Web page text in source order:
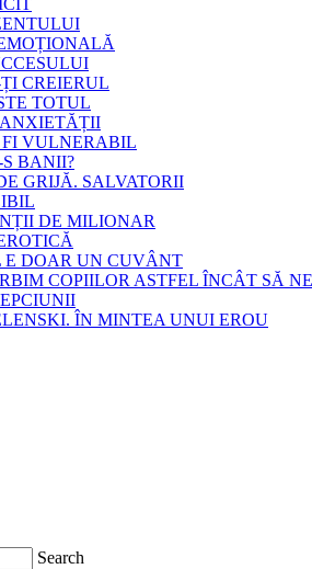
CREIERUL
TOTUL
FI VULNERABIL
BANII?
GRIJĂ. SALVATORII
DE MILIONAR
E DOAR UN CUVÂNT
COPIILOR ASTFEL ÎNCÂT SĂ
ÎN MINTEA UNUI EROU
Search